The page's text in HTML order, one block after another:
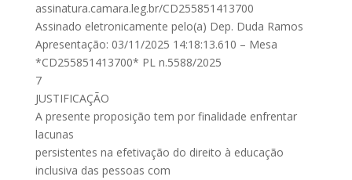
assinatura.camara.leg.br/CD255851413700
Assinado eletronicamente pelo(a) Dep. Duda Ramos
Apresentação: 03/11/2025 14:18:13.610 – Mesa
*CD255851413700* PL n.5588/2025
7
JUSTIFICAÇÃO
A presente proposição tem por finalidade enfrentar
lacunas
persistentes na efetivação do direito à educação
inclusiva das pessoas com